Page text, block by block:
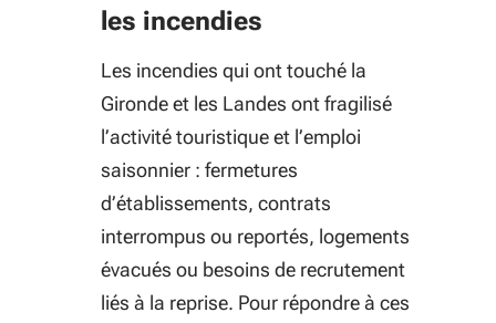
les incendies
Les incendies qui ont touché la
Gironde et les Landes ont fragilisé
l’activité touristique et l’emploi
saisonnier : fermetures
d’établissements, contrats
interrompus ou reportés, logements
évacués ou besoins de recrutement
liés à la reprise. Pour répondre à ces